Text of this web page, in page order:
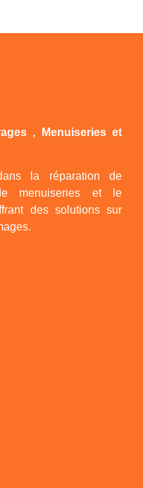
, Menuiseries et
la réparation de
menuiseries et le
des solutions sur